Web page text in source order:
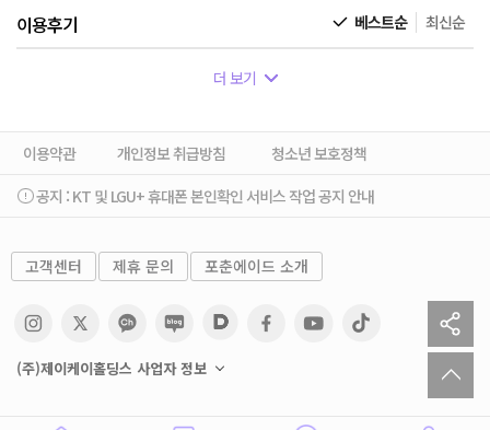
이용후기 베스트순 최신순
더 보기
이용약관 개인정보 취급방침
청소년 보호정책
공지 : KT 및 LGU+ 휴대폰 본인확인 서비스 작업 공지 안내
고객센터 제휴 문의 포춘에이드 소개
(주)제이케이홀딩스 사업자 정보